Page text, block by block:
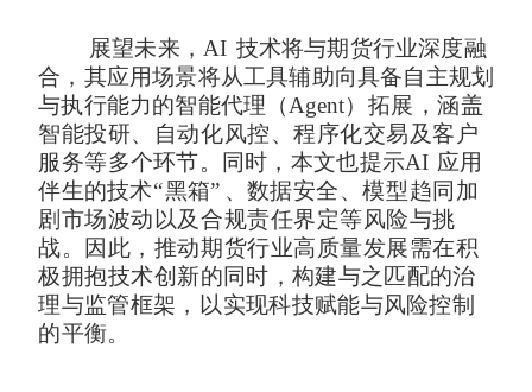
展望未来，AI 技术将与期货行业深度融
合，其应用场景将从工具辅助向具备自主规划
与执行能力的智能代理（Agent） 拓展，涵盖
智能投研、自动化风控、程序化交易及客户
服务等多个环节。 同时，本文也提示AI 应用
伴生的技术“黑箱” 、 数据安全、模型趋同加
剧市场波动以及合规责任界定等风险与挑
战。因此，推动期货行业高质量发展需在积
极拥抱技术创新的同时，构建与之匹配的治
理与监管框架， 以实现科技赋能与风险控制
的平衡。